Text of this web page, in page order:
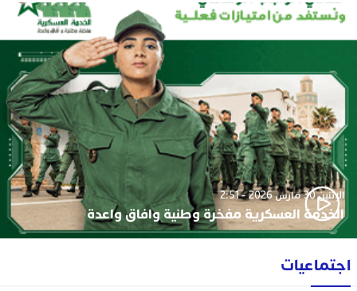
الإثنين 30 مارس 2026 - 2:51
الخدمة العسكرية مفخرة وطنية وافاق واعدة
اجتماعيات